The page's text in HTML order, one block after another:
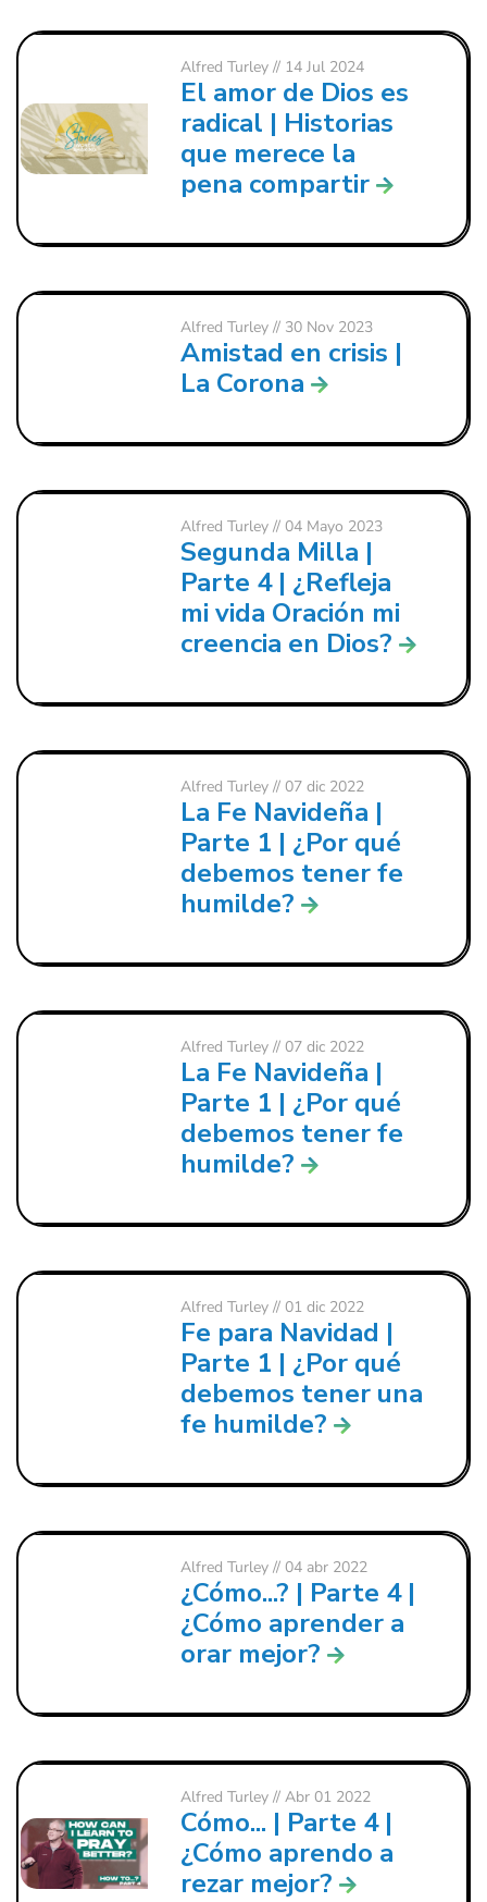
Alfred Turley// 14 Jul 2024
El amor de Dios es
radical | Historias
que merece la
pena compartir
Alfred Turley// 30 Nov 2023
Amistad en crisis |
La Corona
Alfred Turley// 04 Mayo 2023
Segunda Milla |
Parte 4 | ¿Refleja
mi vida Oración mi
creencia en Dios?
Alfred Turley// 07 dic 2022
La Fe Navideña |
Parte 1 | ¿Por qué
debemos tener fe
humilde?
Alfred Turley// 07 dic 2022
La Fe Navideña |
Parte 1 | ¿Por qué
debemos tener fe
humilde?
Alfred Turley// 01 dic 2022
Fe para Navidad |
Parte 1 | ¿Por qué
debemos tener una
fe humilde?
Alfred Turley// 04 abr 2022
¿Cómo...? | Parte 4 |
¿Cómo aprender a
orar mejor?
Alfred Turley// Abr 01 2022
Cómo... | Parte 4 |
¿Cómo aprendo a
rezar mejor?